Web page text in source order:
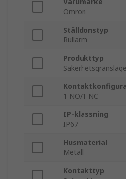
Varumärke
Omron
Ställdonstyp
Rullarm
Produkttyp
1 NO/1 NC
IP-klassning
IP67
Husmaterial
Metall
Kontakttyp